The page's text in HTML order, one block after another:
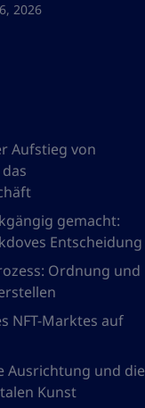
2026
Aufstieg von
gemacht:
Entscheidung
Ordnung und
NFT-Marktes auf
Ausrichtung und die
Kunst